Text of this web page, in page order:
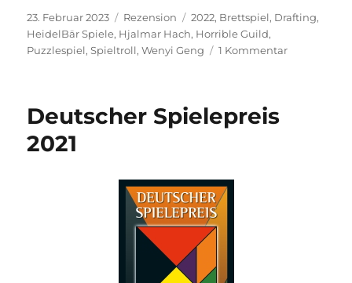
Veröffentlicht
am
23. Februar 2023 Kategorien
Rezension Schlagwörter
2022, Brettspiel, Drafting,
HeidelBär Spiele, Hjalmar Hach, Horrible Guild,
Puzzlespiel,Spieltroll,Wenyi Geng 1 Kommentarzu
Deutscher Spielepreis
2021